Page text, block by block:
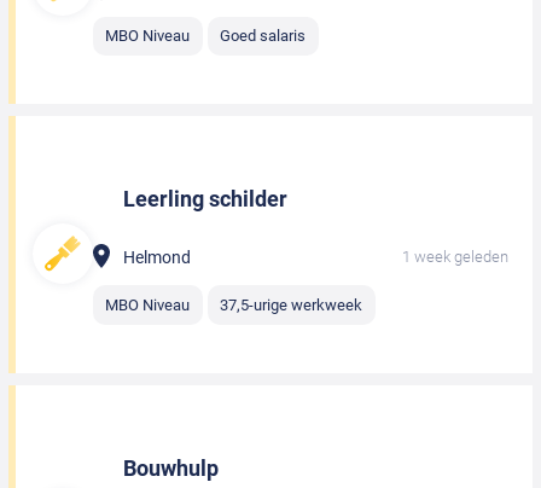
MBO Niveau Goed salaris
Leerling schilder
Helmond 1 week geleden
MBO Niveau 37,5-urige werkweek
Bouwhulp